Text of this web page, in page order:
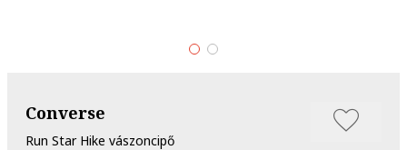
Converse
Run Star Hike vászoncipő